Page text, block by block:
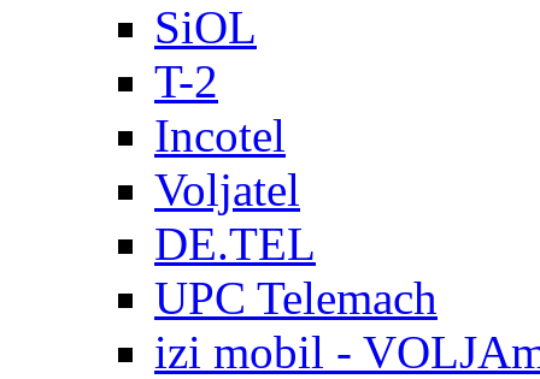
SiOL
T-2
Incotel
Voljatel
DE.TEL
UPC Telemach
izi mobil -